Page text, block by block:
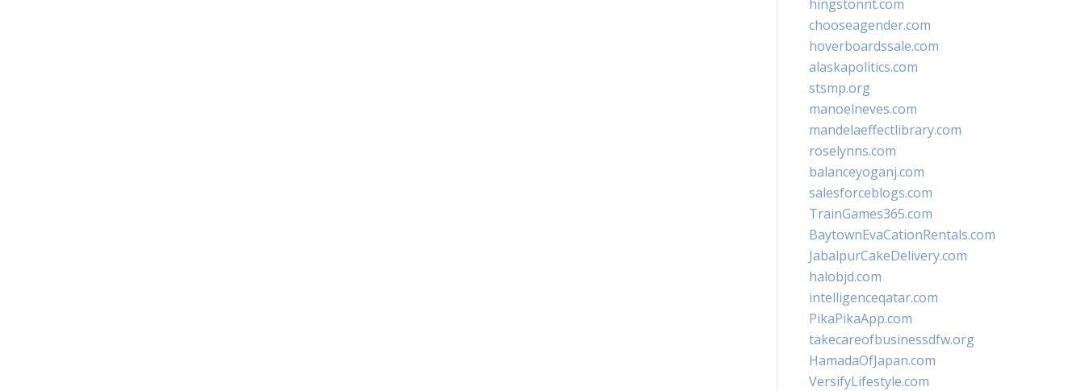
hingstonnt.com
chooseagender.com
hoverboardssale.com
alaskapolitics.com
stsmp.org
manoelneves.com
mandelaeffectlibrary.com
roselynns.com
balanceyoganj.com
salesforceblogs.com
TrainGames365.com
BaytownEvaCationRentals.com
JabalpurCakeDelivery.com
halobjd.com
intelligenceqatar.com
PikaPikaApp.com
takecareofbusinessdfw.org
HamadaOfJapan.com
VersifyLifestyle.com